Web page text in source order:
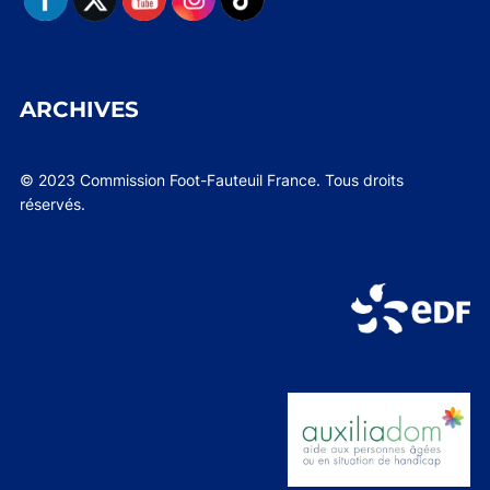
ARCHIVES
© 2023 Commission Foot-Fauteuil France. Tous droits
réservés.